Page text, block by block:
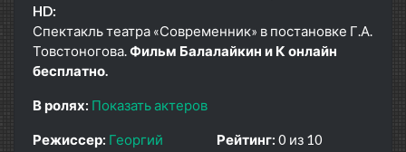
HD:
Спектакль театра «Современник» в постановке Г.А.
Товстоногова.Фильм Балалайкин и К онлайн
бесплатно.
В ролях: Показать актеров
Режиссер: Георгий
Рейтинг: 0 из 10